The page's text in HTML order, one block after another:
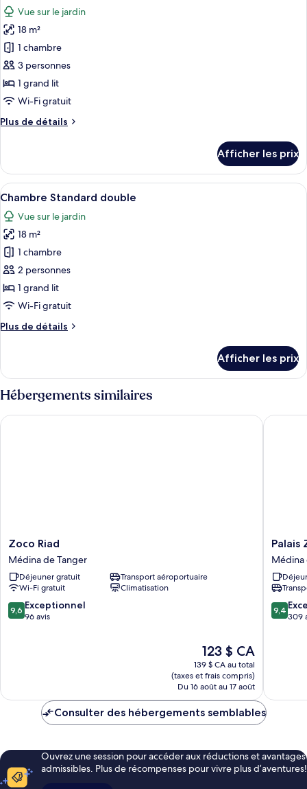
balcon
les
photos
pour
ce
type
de
chambre :
Chambre
Vue sur le jardin
18 m²
1 chambre
3 personnes
1 grand lit
Wi-Fi gratuit
Plus de détails
Plus
Chambre
supérieure
double
Afficher les prix
Afficher
toutes
les
photos
pour
ce
type
de
chambre :
Chambre
Chambre Standard double | Literie
1
Chambre Standard double
Vue sur le jardin
18 m²
1 chambre
2 personnes
1 grand lit
Wi-Fi gratuit
Plus de détails
Plus
Chambre
Standard
double
Afficher les prix
Hébergements similaires
Zoco
Riad
Médina
de
Tanger
Zoco Riad
Médina de Tanger
Déjeuner gratuit
Transport aéroportuaire
Wi-Fi gratuit
Climatisation
9.6
sur
9,6 Exceptionnel
96 avis
Le
prix
est
de
123 $ CA
123 $ CA
139 $ CA au total
(taxes et frais compris)
Du 16 août au 17 août
Zoco Riad
Palais
Zahia
Médina
de
Tanger
Palais
Médina
9.4
sur
9,4
309
Palais
Consulter des hébergements semblables
Ouvrez une session pour accéder aux réductions et avantages
admissibles. Plus de récompenses pour vivre plus d’aventures!